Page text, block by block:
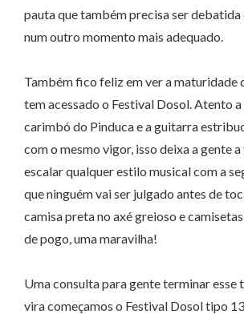
pauta que também precisa ser
num outro momento mais adequado.
Também fico feliz em ver a maturidade
tem acessado o Festival Dosol. Atento
carimbó do Pinduca e a guitarra
com o mesmo vigor, isso deixa a gente
escalar qualquer estilo musical com a
que ninguém vai ser julgado antes de
camisa preta no axé greioso e
de pogo, uma maravilha!
Uma consulta para gente terminar esse
vira começamos o Festival Dosol tipo